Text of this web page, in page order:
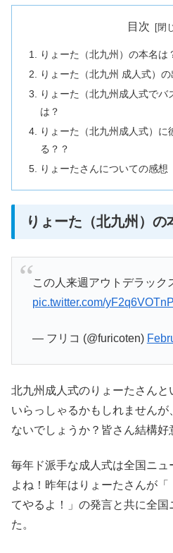
目次
りょーた（北九州）の本名は
りょーた（北九州 成人式）
りょーた（北九州成人式でバ
は？
りょーた（北九州成人式）に
る？？
りょーたさんについての感想
りょーた（北九州）の
この人来週アウトデラック
pic.twitter.com/yF2q6VOTnP
— フリコ (@furicoten)
北九州成人式のりょーたさん
いらっしゃるかもしれません
ないでしょうか？皆さん結構好
毎年ド派手な成人式は全国ニ
よね！昨年はりょーたさんが
てやるよ！」の発言と共に全
た。